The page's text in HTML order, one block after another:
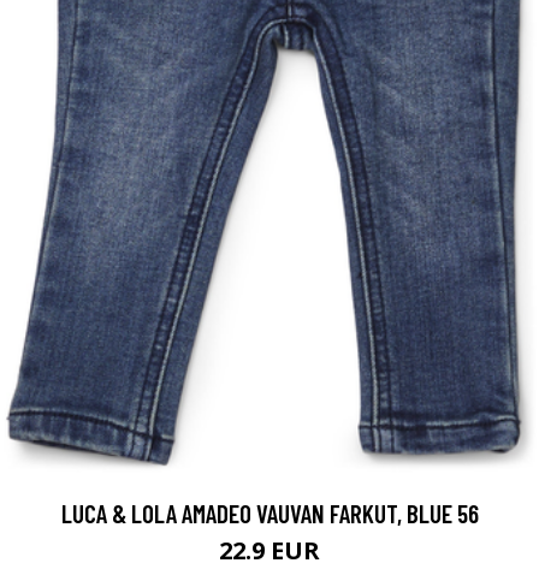
LUCA & LOLA AMADEO VAUVAN FARKUT, BLUE 56
22.9 EUR